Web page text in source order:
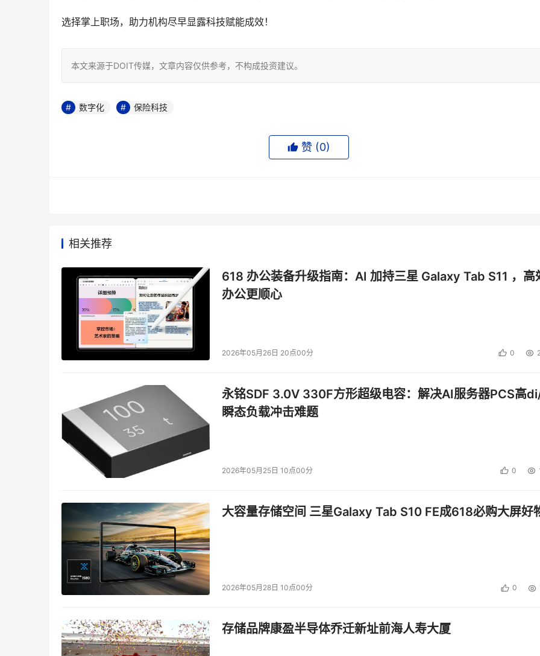
选择掌上职场，助力机构尽早显露科技赋能成效！
本文来源于DOIT传媒，文章内容仅供参考，不构成投资建议。
数字化 保险科技
赞 (0)
相关推荐
618 办公装备升级指南：AI 加持三星 Galaxy Tab S11 ，高
办公更顺心
2026年05月26日 20点00分 0
永铭SDF 3.0V 330F方形超级电容：解决AI服务器PCS高
瞬态负载冲击难题
2026年05月25日 10点00分 0
大容量存储空间 三星Galaxy Tab S10 FE成618必购大屏好
2026年05月28日 10点00分 0
存储品牌康盈半导体乔迁新址前海人寿大厦